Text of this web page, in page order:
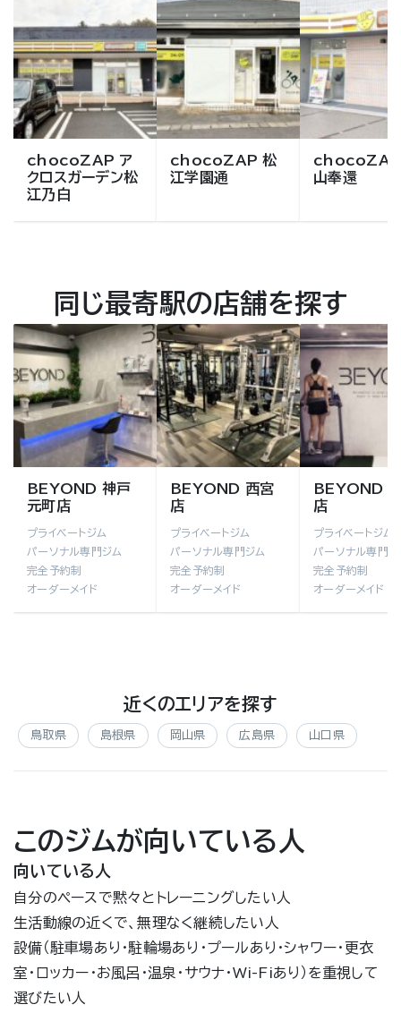
chocoZAP ア
クロスガーデン松
江乃白
chocoZAP 松
江学園通
chocoZAP
山奉還
同じ最寄駅の店舗を探す
BEYOND 神戸
元町店
プライベートジム
パーソナル専門ジム
完全予約制
オーダーメイド
BEYOND 西宮
店
プライベートジム
パーソナル専門ジム
完全予約制
オーダーメイド
BEYOND
店
プライベートジム
パーソナル専門ジ
完全予約制
オーダーメイド
近くのエリアを探す
鳥取県 島根県 岡山県 広島県 山口県
このジムが向いている人
向いている人
自分のペースで黙々とトレーニングしたい人
生活動線の近くで、無理なく継続したい人
設備（駐車場あり・駐輪場あり・プールあり・シャワー・更衣
室・ロッカー・お風呂・温泉・サウナ・Wi-Fiあり）を重視して
選びたい人